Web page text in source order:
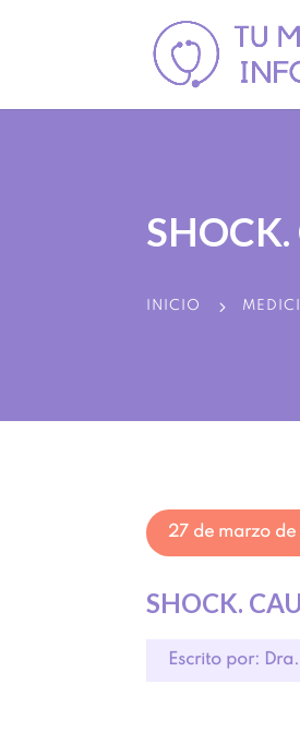
INICIO 5
27 de marzo de
SHOCK.
Escrito por: